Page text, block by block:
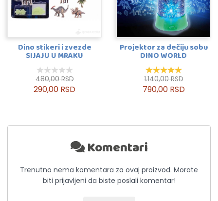
Dino stikeri i zvezde
SIJAJU U MRAKU
480,00 RSD
290,00 RSD
Projektor za dečiju sobu
DINO WORLD
1.140,00 RSD
790,00 RSD
Komentari
Trenutno nema komentara za ovaj proizvod. Morate
biti prijavljeni da biste poslali komentar!